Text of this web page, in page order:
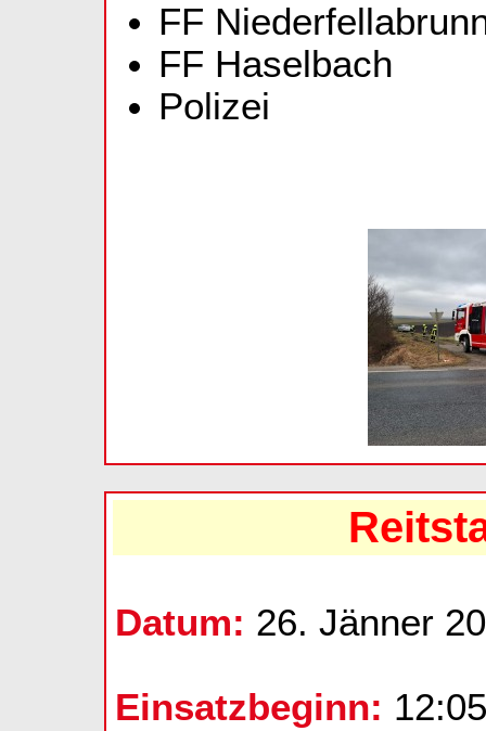
FF
FF Haselbach
Polizei
Datum: 26. Jänner
Einsatzbeginn: